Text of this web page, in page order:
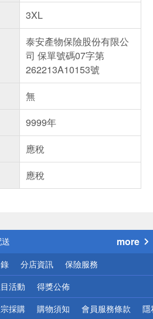
3XL
泰安產物保險股份有限公
司 保單號碼07字第
262213A10153號
無
9999年
應稅
應稅
小心！
小心！
more
分店資訊 保險服務
活動 得獎公佈
採購 購物須知 會員服務條款 隱